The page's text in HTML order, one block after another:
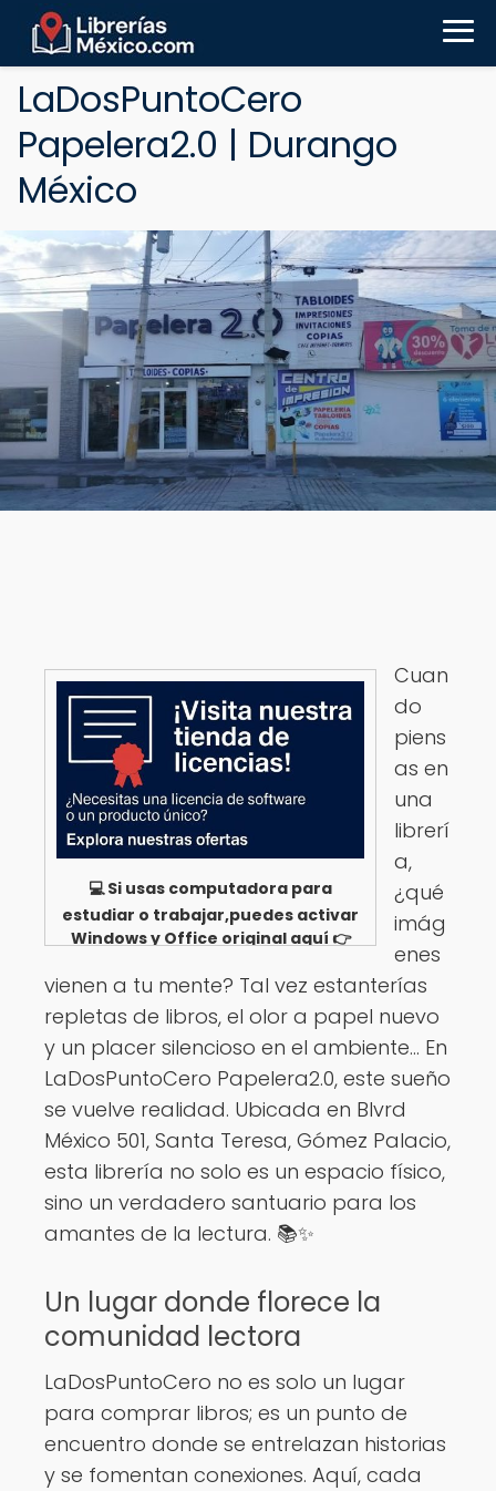
LaDosPuntoCero
Papelera2.0 | Durango
México
💻 Si usas computadora para
estudiar o trabajar,puedes activar
Windows y Office original aquí 👉
Cuan
do
piens
as en
una
librerí
a,
¿qué
imág
enes
vienen a tu mente? Tal vez estanterías
repletas de libros, el olor a papel nuevo
y un placer silencioso en el ambiente... En
LaDosPuntoCero Papelera2.0, este sueño
se vuelve realidad. Ubicada en Blvrd
México 501, Santa Teresa, Gómez Palacio,
esta librería no solo es un espacio físico,
sino un verdadero santuario para los
amantes de la lectura. 📚✨
Un lugar donde florece la
comunidad lectora
LaDosPuntoCero no es solo un lugar
para comprar libros; es un punto de
encuentro donde se entrelazan historias
y se fomentan conexiones. Aquí, cada